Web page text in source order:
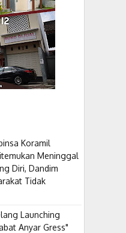
Koramil
Meninggal
Diri, Dandim
Tidak
Launching
Anyar Gress"